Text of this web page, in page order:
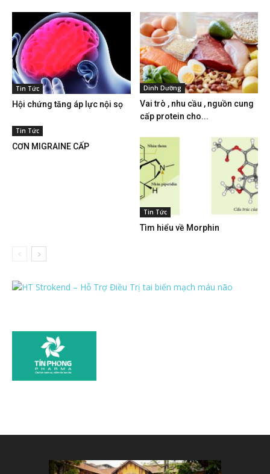
Tin Tức
Hội chứng tăng áp lực nội sọ
Dinh Dưỡng
Vai trò , nhu cầu , nguồn cung
cấp protein cho...
Tin Tức
CƠN MIGRAINE CẤP
Tin Tức
Tìm hiểu về Morphin